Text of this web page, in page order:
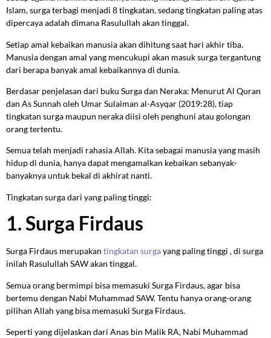
Islam, surga terbagi menjadi 8 tingkatan, sedang tingkatan paling atas
dipercaya adalah dimana Rasulullah akan tinggal.
Setiap amal kebaikan manusia akan dihitung saat hari akhir tiba.
Manusia dengan amal yang mencukupi akan masuk surga tergantung
dari berapa banyak amal kebaikannya di dunia.
Berdasar penjelasan dari buku Surga dan Neraka: Menurut Al Quran
dan As Sunnah oleh Umar Sulaiman al-Asyqar (2019:28), tiap
tingkatan surga maupun neraka diisi oleh penghuni atau golongan
orang tertentu.
Semua telah menjadi rahasia Allah. Kita sebagai manusia yang masih
hidup di dunia, hanya dapat mengamalkan kebaikan sebanyak-
banyaknya untuk bekal di akhirat nanti.
Tingkatan surga dari yang paling tinggi:
1. Surga Firdaus
Surga Firdaus merupakan tingkatan surgayang paling tinggi , di surga
inilah Rasulullah SAW akan tinggal.
Semua orang bermimpi bisa memasuki Surga Firdaus, agar bisa
bertemu dengan Nabi Muhammad SAW. Tentu hanya orang-orang
pilihan Allah yang bisa memasuki Surga Firdaus.
Seperti yang dijelaskan dari Anas bin Malik RA, Nabi Muhammad